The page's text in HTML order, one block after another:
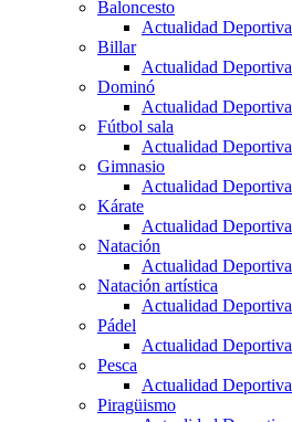
Baloncesto
Actualidad Deportiva
Billar
Actualidad Deportiva
Dominó
Actualidad Deportiva
Fútbol sala
Actualidad Deportiva
Gimnasio
Actualidad Deportiva
Kárate
Actualidad Deportiva
Natación
Actualidad Deportiva
Natación artística
Actualidad Deportiva
Pádel
Actualidad Deportiva
Pesca
Actualidad Deportiva
Piragüismo